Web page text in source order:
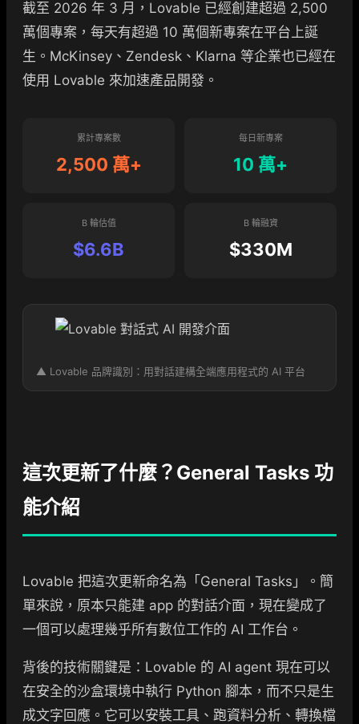
截至 2026 年 3 月，Lovable 已經創建超過 2,500
萬個專案，每天有超過 10 萬個新專案在平台上誕
生。McKinsey、Zendesk、Klarna 等企業也已經在
使用 Lovable 來加速產品開發。
累計專案數
2,500 萬+
每日新專案
10 萬+
B 輪估值
$6.6B
B 輪融資
$330M
▲ Lovable 品牌識別：用對話建構全端應用程式的 AI 平台
這次更新了什麼？General Tasks 功
能介紹
Lovable 把這次更新命名為「General Tasks」。簡
單來說，原本只能建 app 的對話介面，現在變成了
一個可以處理幾乎所有數位工作的 AI 工作台。
背後的技術關鍵是：Lovable 的 AI agent 現在可以
在安全的沙盒環境中執行 Python 腳本，而不只是生
成文字回應。它可以安裝工具、跑資料分析、轉換檔